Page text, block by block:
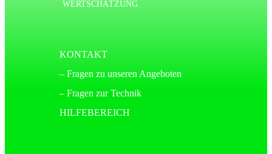
WERTSCHÄTZUNG
KONTAKT
– Fragen zu unseren Angeboten
– Fragen zur Technik
HILFEBEREICH